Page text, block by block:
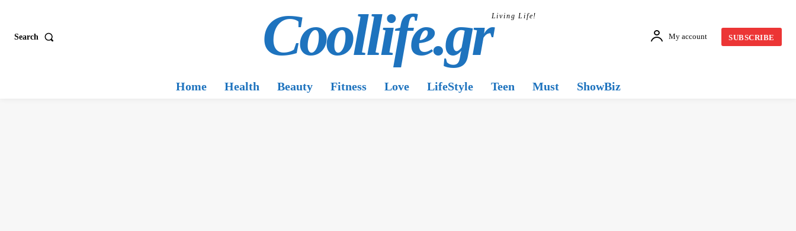
Search Coollife.grLiving Life!
My account SUBSCRIBE
Home Health Beauty Fitness Love LifeStyle Teen Must ShowBiz